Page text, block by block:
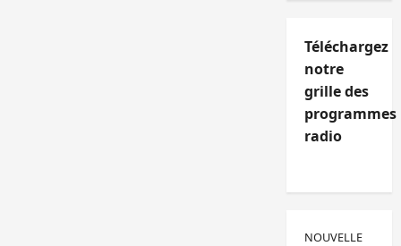
Téléchargez
notre
grille des
programmes
radio
NOUVELLE